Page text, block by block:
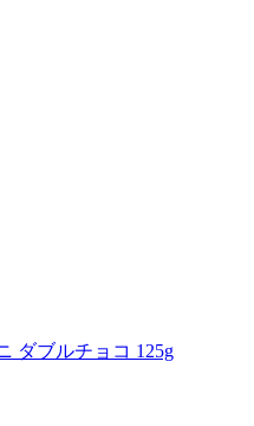
ダブルチョコ 125g